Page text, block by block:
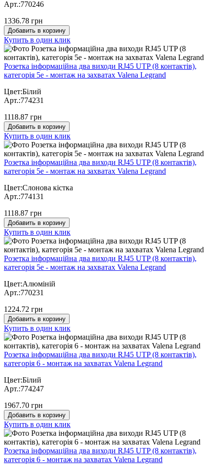
Арт.:770246
1336.78 грн
Добавить в корзину
Купить в один клик
Розетка інформаційна два виходи RJ45 UTP (8 контактів),
категорія 5e - монтаж на захватах Valena Legrand
Цвет:Білий
Арт.:774231
1118.87 грн
Добавить в корзину
Купить в один клик
Розетка інформаційна два виходи RJ45 UTP (8 контактів),
категорія 5e - монтаж на захватах Valena Legrand
Цвет:Слонова кістка
Арт.:774131
1118.87 грн
Добавить в корзину
Купить в один клик
Розетка інформаційна два виходи RJ45 UTP (8 контактів),
категорія 5e - монтаж на захватах Valena Legrand
Цвет:Алюміній
Арт.:770231
1224.72 грн
Добавить в корзину
Купить в один клик
Розетка інформаційна два виходи RJ45 UTP (8 контактів),
категорія 6 - монтаж на захватах Valena Legrand
Цвет:Білий
Арт.:774247
1967.70 грн
Добавить в корзину
Купить в один клик
Розетка інформаційна два виходи RJ45 UTP (8 контактів),
категорія 6 - монтаж на захватах Valena Legrand